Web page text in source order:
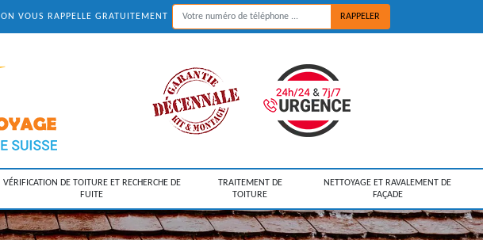
ON VOUS RAPPELLE GRATUITEMENT
VÉRIFICATION DE TOITURE ET RECHERCHE DE
FUITE
TRAITEMENT DE
TOITURE
NETTOYAGE ET RAVALEMENT DE
FAÇADE